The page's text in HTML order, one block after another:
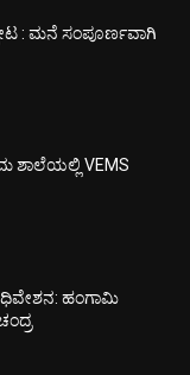
: ಮನೆ ಸಂಪೂರ್ಣವಾಗಿ
ಶಾಲೆಯಲ್ಲಿ VEMS
ಹಂಗಾಮಿ